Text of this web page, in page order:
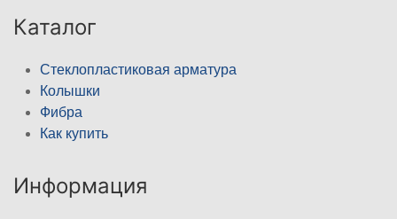
Каталог
Стеклопластиковая арматура
Колышки
Фибра
Как купить
Информация